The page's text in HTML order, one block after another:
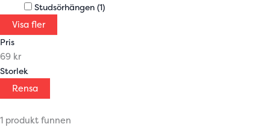
Studsörhängen (1)
Visa fler
Pris
69 kr
Storlek
Rensa
1 produkt funnen